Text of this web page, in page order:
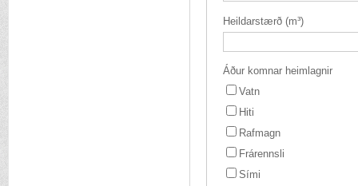
Heildarstærð (m³)
Áður komnar heimlagnir
Vatn
Hiti
Rafmagn
Frárennsli
Sími